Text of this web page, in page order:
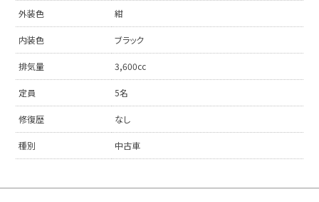
外装色 紺
内装色 ブラック
排気量 3,600cc
定員 5名
修復歴 なし
種別 中古車